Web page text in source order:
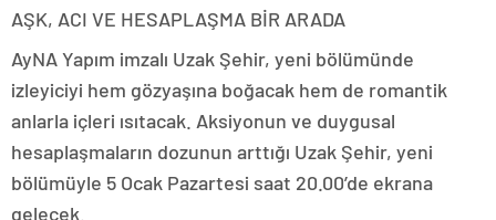
AŞK, ACI VE HESAPLAŞMA BİR ARADA
AyNA Yapım imzalı Uzak Şehir, yeni bölümünde
izleyiciyi hem gözyaşına boğacak hem de romantik
anlarla içleri ısıtacak. Aksiyonun ve duygusal
hesaplaşmaların dozunun arttığı Uzak Şehir, yeni
bölümüyle 5 Ocak Pazartesi saat 20.00’de ekrana
gelecek.